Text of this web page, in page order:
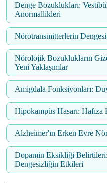
Denge Bozuklukları:
Anormallikleri
Nörotransmitterlerin
Nörolojik Bozuklukların
Yeni Yaklaşımlar
Amigdala Fonksiyonları:
Hipokampüs Hasarı:
Alzheimer'ın Erken Evre
Dopamin Eksikliği
Dengesizliğin Etkileri